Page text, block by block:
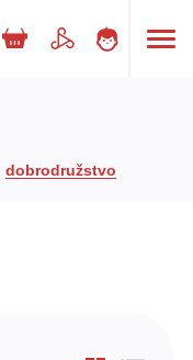
dobrodružstvo